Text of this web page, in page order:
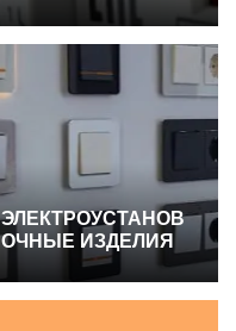
ЭЛЕКТРОУСТАНОВ
ОЧНЫЕ ИЗДЕЛИЯ